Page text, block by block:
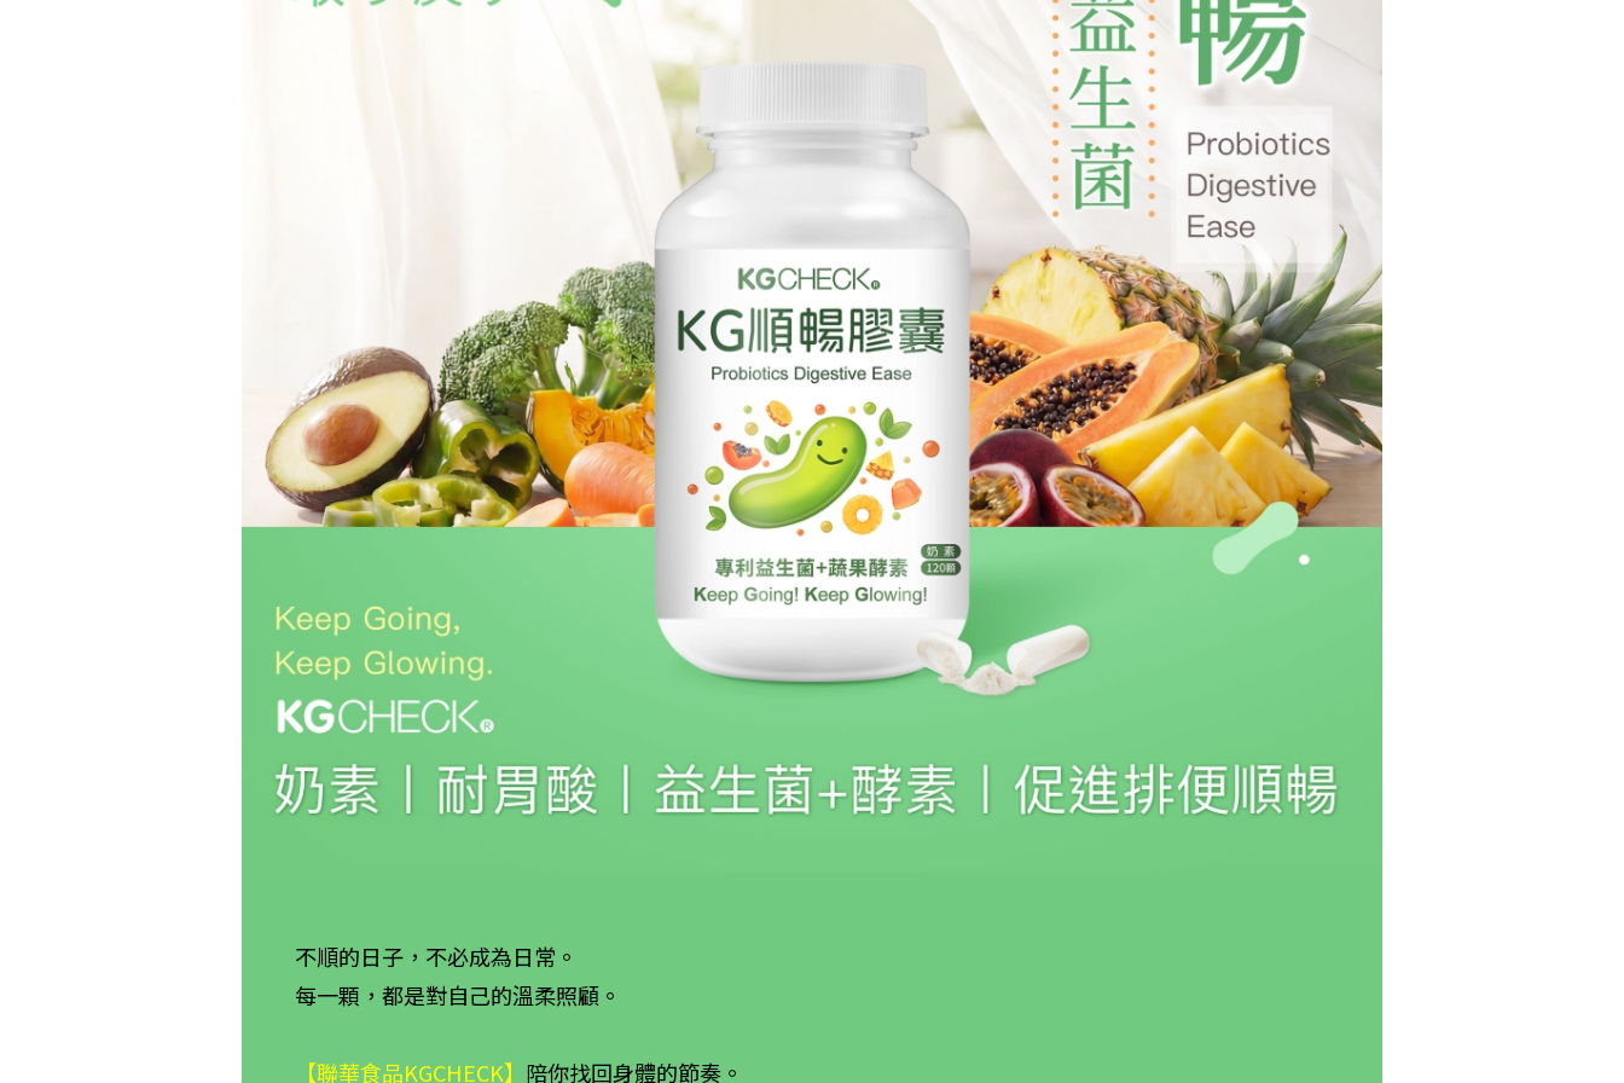
不順的日子，不必成為日常。
每一顆，都是對自己的溫柔照顧。
【聯華食品KGCHECK】 陪你找回身體的節奏。